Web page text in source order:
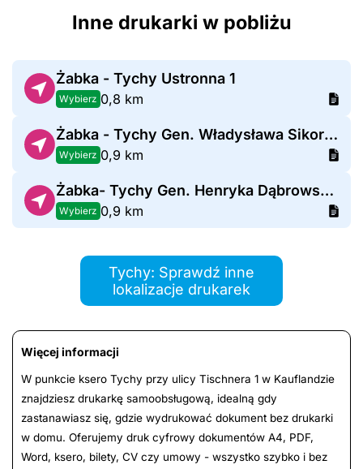
Inne drukarki w pobliżu
Żabka - Tychy Ustronna 1
Wybierz 0,8 km
Żabka - Tychy Gen. Władysława Sikorskiego 69
Wybierz 0,9 km
Żabka- Tychy Gen. Henryka Dąbrowskiego 95
Wybierz 0,9 km
Tychy: Sprawdź inne
lokalizacje drukarek
Więcej informacji
W punkcie ksero Tychy przy ulicy Tischnera 1 w Kauflandzie
znajdziesz drukarkę samoobsługową, idealną gdy
zastanawiasz się, gdzie wydrukować dokument bez drukarki
w domu. Oferujemy druk cyfrowy dokumentów A4, PDF,
Word, ksero, bilety, CV czy umowy - wszystko szybko i bez